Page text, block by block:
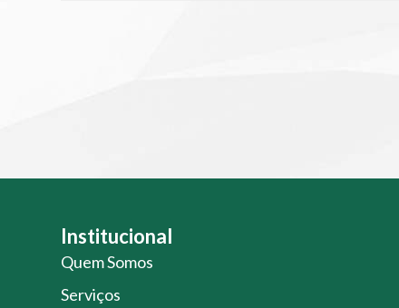
Institucional
Quem Somos
Serviços